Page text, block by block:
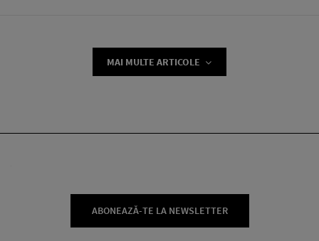
MAI MULTE ARTICOLE
ABONEAZĂ-TE LA NEWSLETTER